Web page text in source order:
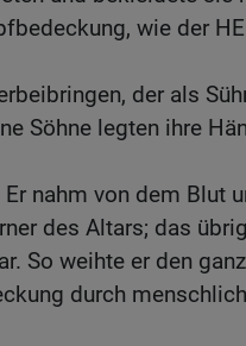
wie der
der als
Söhne legten ihre
nahm von dem Blut
des Altars; das
So weihte er den
durch